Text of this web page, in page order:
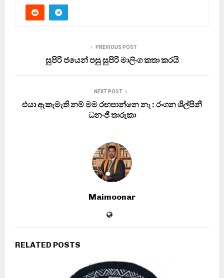
PREVIOUS POST
සුපිරි ජයෙන් පසු සුපිරි මාලිංග කතා කරයි
NEXT POST
එයා ඇකැමැති නම් මම රඟපාන්නෙ නෑ : රංගන ශිල්පිනී
ධනංජි තාරුකා
Maimoonar
RELATED POSTS